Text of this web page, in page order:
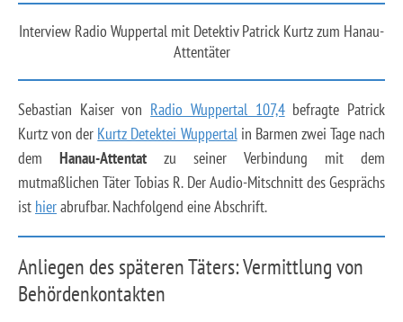
Interview Radio Wuppertal mit Detektiv Patrick Kurtz zum Hanau-
Attentäter
Sebastian Kaiser von Radio Wuppertal 107,4befragte Patrick
Kurtz von der Kurtz Detektei Wuppertalin Barmen zwei Tage nach
dem Hanau-Attentat zu seiner Verbindung mit dem
mutmaßlichen Täter Tobias R. Der Audio-Mitschnitt des Gesprächs
ist hierabrufbar. Nachfolgend eine Abschrift.
Anliegen des späteren Täters: Vermittlung von
Behördenkontakten